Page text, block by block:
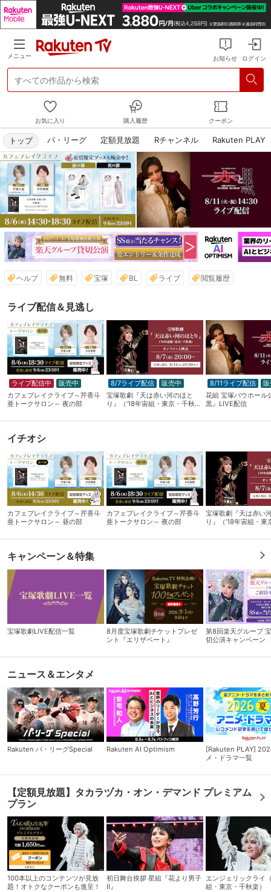
メニュー お知らせ ログイン
すべての作品から検索
お気に入り 購入履歴 クーポン
トップ パ・リーグ 定額見放題 Rチャンネル Rakuten PLAY
ヘルプ 無料 宝塚 BL ライブ 閲覧履歴
ライブ配信＆見逃し
ライブ配信中
販売中
カフェブレイクライブ～芹香斗
亜トークサロン～ 夜の部
8/7ライブ配信
販売中
宝塚歌劇『天は赤い河のほと
り』（’18年宙組・東京・千秋
8/11ライブ配信
花組 宝塚バウホール
黒』LIVE配信
イチオシ
カフェブレイクライブ～芹⾹⽃
亜トークサロン～ 昼の部
カフェブレイクライブ～芹⾹⽃
亜トークサロン～ 夜の部
宝塚歌劇『天は赤い
り』（’18年宙組・東
キャンペーン＆特集
宝塚歌劇LIVE配信一覧
8月度宝塚歌劇チケットプレゼ
ント『エリザベート』
第8回楽天グループ
切公演キャンペーン
ニュース＆エンタメ
Rakuten パ・リーグSpecial Rakuten AI Optimism
[Rakuten PLAY]
メ・ドラマ一覧
【定額見放題】タカラヅカ・オン・デマンド プレミアム
プラン
100本以上のコンテンツが見放
題！オトクなクーポンも進呈！
初日舞台挨拶 星組『花より男子
II』
エンジェリックライ
組・東京・千秋楽）